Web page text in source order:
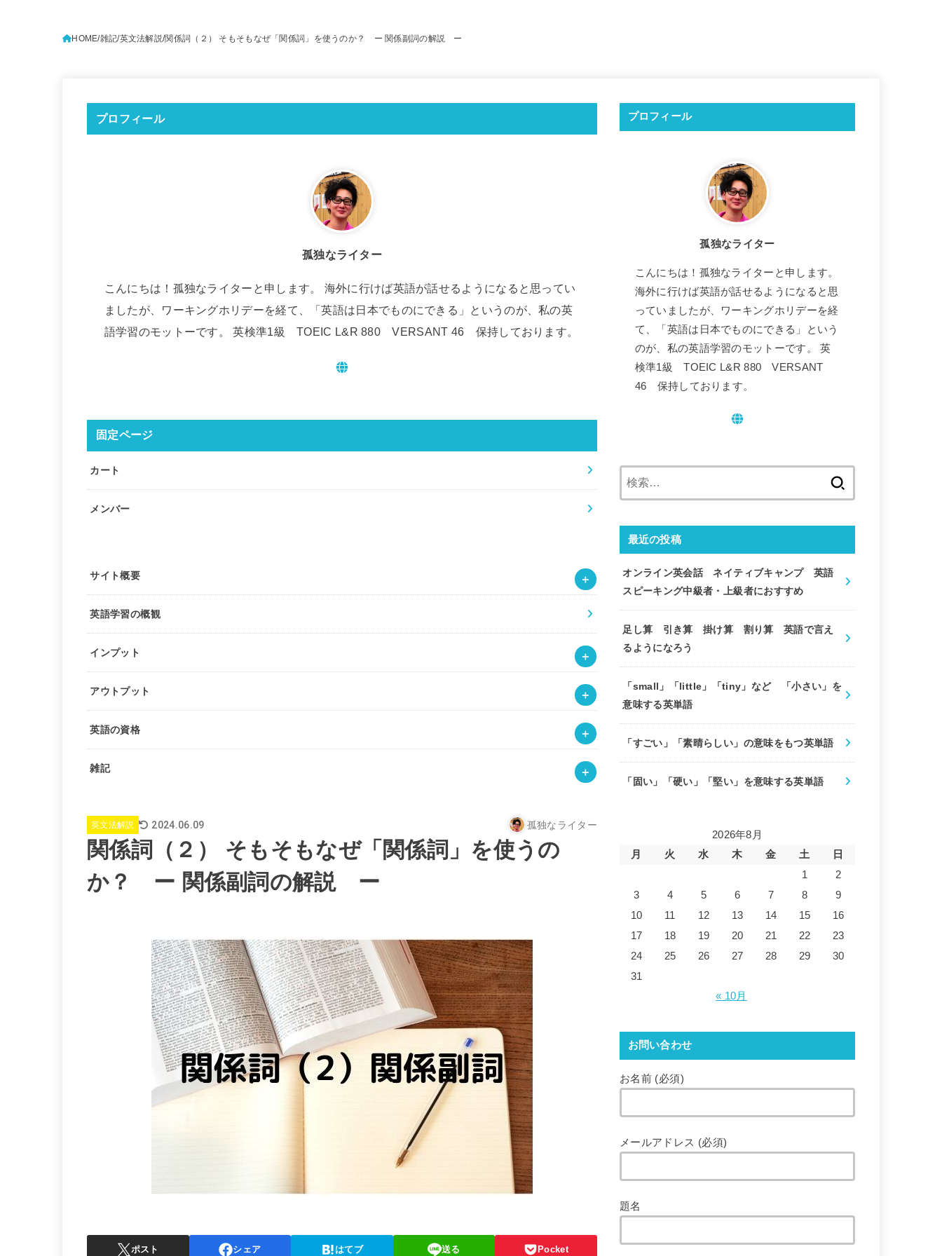
HOME 雑記 英文法解説 関係詞（２） そもそもなぜ「関係詞」を使うのか？ ー 関係副詞の解説 ー
プロフィール
孤独なライター
こんにちは！孤独なライターと申します。 海外に行けば英語が話せるようになると思ってい
ましたが、ワーキングホリデーを経て、「英語は日本でものにできる」というのが、私の英
語学習のモットーです。 英検準1級 TOEIC L&R 880 VERSANT 46 保持しております。
固定ページ
カート
メンバー
サイト概要
英語学習の概観
インプット
アウトプット
英語の資格
雑記
英文法解説 2024.06.09 孤独なライター
関係詞（２） そもそもなぜ「関係詞」を使うの
か？ ー 関係副詞の解説 ー
ポスト シェア はてブ 送る Pocket
プロフィール
孤独なライター
こんにちは！孤独なライターと申します。
海外に行けば英語が話せるようになると思
っていましたが、ワーキングホリデーを経
て、「英語は日本でものにできる」という
のが、私の英語学習のモットーです。 英
検準1級 TOEIC L&R 880 VERSANT
46 保持しております。
最近の投稿
オンライン英会話 ネイティブキャンプ 英語
スピーキング中級者・上級者におすすめ
足し算 引き算 掛け算 割り算 英語で言え
るようになろう
「small」「little」「tiny」など 「小さい」を
意味する英単語
「すごい」「素晴らしい」の意味をもつ英単語
「固い」「硬い」「堅い」を意味する英単語
2026年8月
月
火 水 木 金 土
日
1
2
3
4 5 6 7 8
9
10
11 12 13 14 15
16
17
18 19 20 21 22
23
24
25 26 27 28 29
30
31
« 10月
お問い合わせ
お名前 (必須)
メールアドレス (必須)
題名